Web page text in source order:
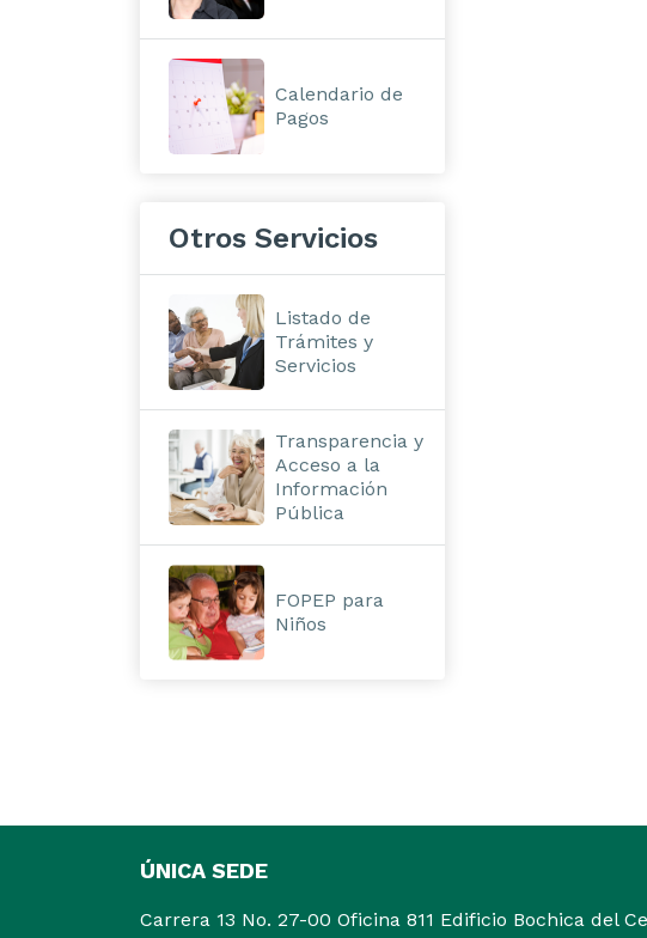
Calendario de
Pagos
Otros Servicios
Listado de
Trámites y
Servicios
Transparencia y
Acceso a la
Información
Pública
FOPEP para
Niños
ÚNICA SEDE
Carrera 13 No. 27-00 Oficina 811 Edificio Bochica del